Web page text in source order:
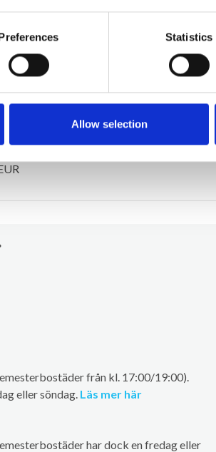
Statistics
Allow selection
soffa och ett sovrum med dubbelsäng.
med att katter kan besöka uteområdena
från kl. 17:00/19:00).
eller söndag. Läs mer här
har dock en fredag eller